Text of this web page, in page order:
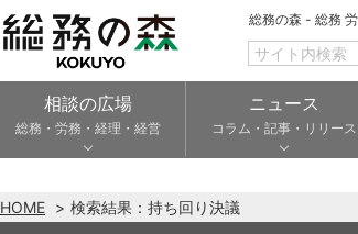
総務の森 - 総務
相談の広場
総務・労務・経理・経営
ニュース
コラム・記事・リリース
HOME 検索結果： 持ち回り決議